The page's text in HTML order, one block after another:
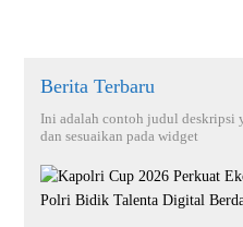
Berita Terbaru
Ini adalah contoh judul deskripsi
dan sesuaikan pada widget